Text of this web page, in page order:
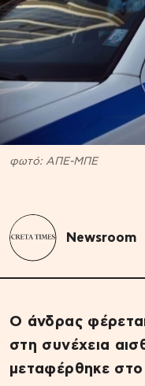
φωτό: ΑΠΕ-ΜΠΕ
Newsroom
Ο άνδρας
στη συνέχεια
μεταφέρθηκε